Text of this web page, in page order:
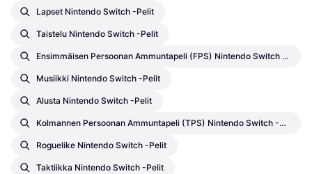
Lapset Nintendo Switch -pelit
Taistelu Nintendo Switch -pelit
Ensimmäisen Persoonan Ammuntapeli (FPS) Nintendo Switch -pelit
Musiikki Nintendo Switch -pelit
Alusta Nintendo Switch -pelit
Kolmannen Persoonan Ammuntapeli (TPS) Nintendo Switch -pelit
Roguelike Nintendo Switch -pelit
Taktiikka Nintendo Switch -pelit